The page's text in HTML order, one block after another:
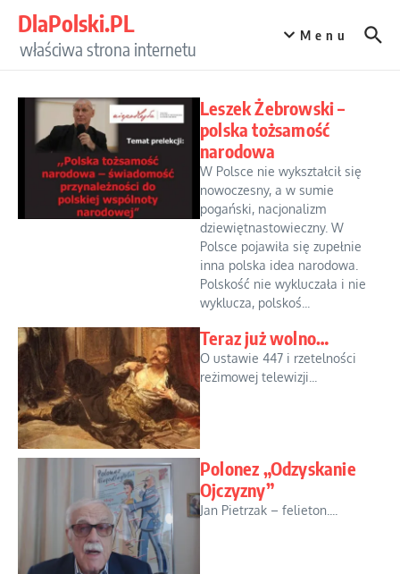
DlaPolski.PL
właściwa strona internetu
Menu
Leszek Żebrowski –
polska tożsamość
narodowa
W Polsce nie wykształcił się
nowoczesny, a w sumie
pogański, nacjonalizm
dziewiętnastowieczny. W
Polsce pojawiła się zupełnie
inna polska idea narodowa.
Polskość nie wykluczała i nie
wyklucza, polskoś...
Teraz już wolno…
O ustawie 447 i rzetelności
reżimowej telewizji...
Polonez „Odzyskanie
Ojczyzny”
Jan Pietrzak – felieton....